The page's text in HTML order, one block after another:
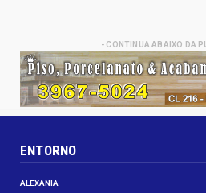
- CONTINUA ABAIXO DA
ENTORNO
ALEXANIA